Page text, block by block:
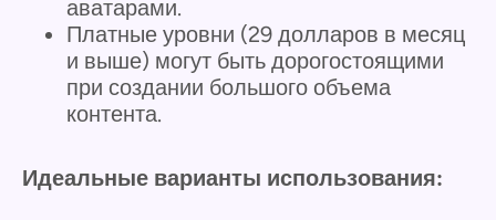
аватарами.
Платные уровни (29 долларов в месяц
и выше) могут быть дорогостоящими
при создании большого объема
контента.
Идеальные варианты использования: